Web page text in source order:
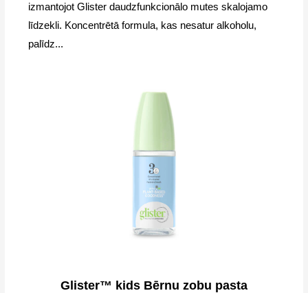
izmantojot Glister daudzfunkcionālo mutes skalojamo
līdzekli. Koncentrētā formula, kas nesatur alkoholu,
palīdz...
Glister™ kids Bērnu zobu pasta